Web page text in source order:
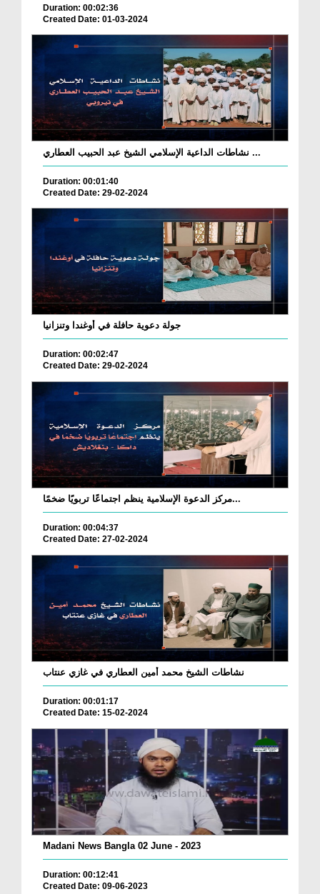
Duration: 00:02:36
Created Date: 01-03-2024
نشاطات الداعية الإسلامي الشيخ عبد الحبيب العطاري ...
Duration: 00:01:40
Created Date: 29-02-2024
جولة دعوية حافلة في أوغندا وتنزانيا
Duration: 00:02:47
Created Date: 29-02-2024
مركز الدعوة الإسلامية ينظم اجتماعًا تربويًا ضخمًا...
Duration: 00:04:37
Created Date: 27-02-2024
نشاطات الشيخ محمد أمين العطاري في غازي عنتاب
Duration: 00:01:17
Created Date: 15-02-2024
Madani News Bangla 02 June - 2023
Duration: 00:12:41
Created Date: 09-06-2023